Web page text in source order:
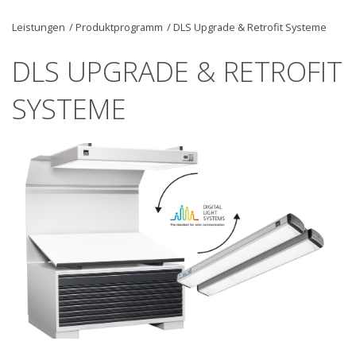
Aktuelles
Kontakt
Leistungen /Produktprogramm /DLS Upgrade & Retrofit Systeme
DLS UPGRADE & RETROFIT
SYSTEME